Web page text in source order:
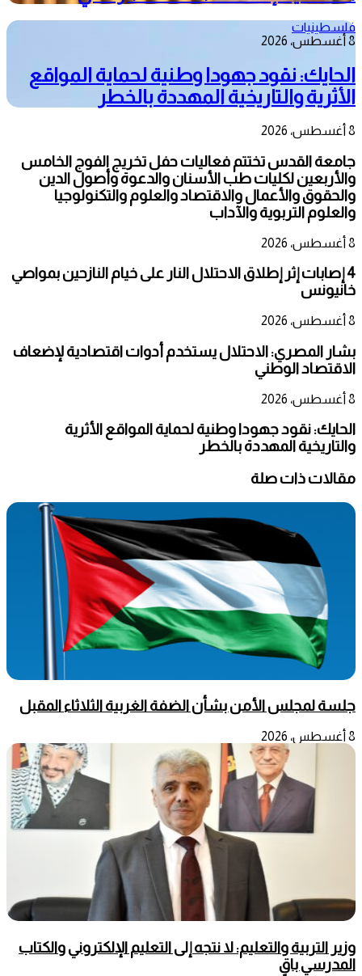
فلسطينيات
8 أغسطس، 2026
الحايك: نقود جهودا وطنية لحماية المواقع
الأثرية والتاريخية المهددة بالخطر
8 أغسطس، 2026
جامعة القدس تختتم فعاليات حفل تخريج الفوج الخامس
والأربعين لكليات طب الأسنان والدعوة وأصول الدين
والحقوق والأعمال والاقتصاد والعلوم والتكنولوجيا
والعلوم التربوية والآداب
8 أغسطس، 2026
4 إصابات إثر إطلاق الاحتلال النار على خيام النازحين بمواصي
خانيونس
8 أغسطس، 2026
بشار المصري: الاحتلال يستخدم أدوات اقتصادية لإضعاف
الاقتصاد الوطني
8 أغسطس، 2026
الحايك: نقود جهودا وطنية لحماية المواقع الأثرية
والتاريخية المهددة بالخطر
مقالات ذات صلة
جلسة لمجلس الأمن بشأن الضفة الغربية الثلاثاء المقبل
8 أغسطس، 2026
وزير التربية والتعليم: لا نتجه إلى التعليم الإلكتروني والكتاب
المدرسي باقٍ